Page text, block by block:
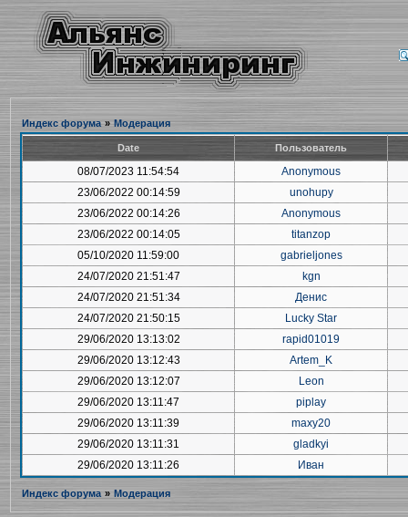
Индекс форума » Модерация
Date Пользователь
08/07/2023 11:54:54
Anonymous
23/06/2022 00:14:59
unohupy
23/06/2022 00:14:26
Anonymous
23/06/2022 00:14:05
titanzop
05/10/2020 11:59:00
gabrieljones
24/07/2020 21:51:47
kgn
24/07/2020 21:51:34
Денис
24/07/2020 21:50:15
Lucky Star
29/06/2020 13:13:02
rapid01019
29/06/2020 13:12:43
Artem_K
29/06/2020 13:12:07
Leon
29/06/2020 13:11:47
piplay
29/06/2020 13:11:39
maxy20
29/06/2020 13:11:31
gladkyi
29/06/2020 13:11:26
Иван
Индекс форума » Модерация